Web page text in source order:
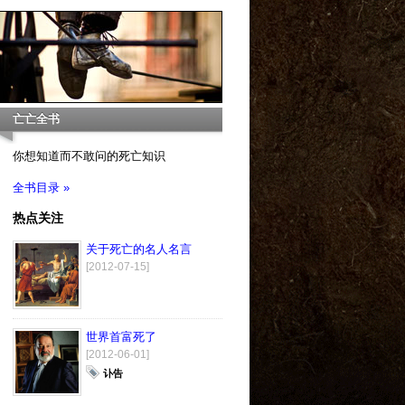
亡亡全书
你想知道而不敢问的死亡知识
全书目录 »
热点关注
关于死亡的名人名言
[2012-07-15]
世界首富死了
[2012-06-01]
讣告